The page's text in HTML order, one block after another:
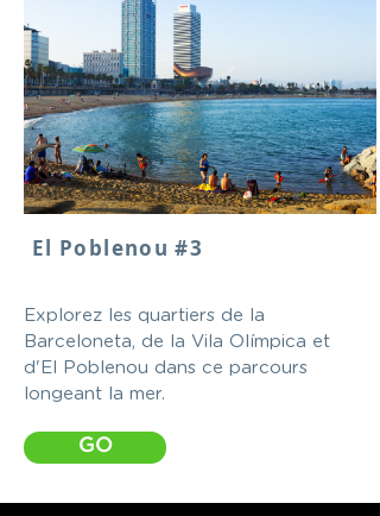
El Poblenou #3
Explorez les quartiers de la
Barceloneta, de la Vila Olímpica et
d'El Poblenou dans ce parcours
longeant la mer.
GO